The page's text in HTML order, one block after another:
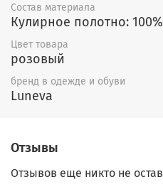
Состав материала
Кулирное полотно:
Цвет товара
розовый
бренд в одежде и обуви
Luneva
Отзывы
Отзывов еще никто не